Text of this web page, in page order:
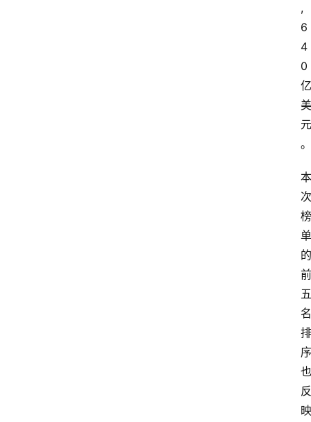
,
6
4
0
亿
美
元
。
本
次
榜
单
的
前
五
名
排
序
也
反
映